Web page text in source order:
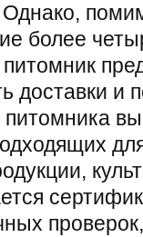
более
доставки и